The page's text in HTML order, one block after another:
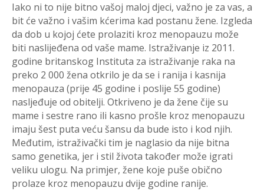
Iako ni to nije bitno vašoj maloj djeci, važno je za vas, a
bit će važno i vašim kćerima kad postanu žene. Izgleda
da dob u kojoj ćete prolaziti kroz menopauzu može
biti naslijeđena od vaše mame. Istraživanje iz 2011.
godine britanskog Instituta za istraživanje raka na
preko 2 000 žena otkrilo je da se i ranija i kasnija
menopauza (prije 45 godine i poslije 55 godine)
nasljeđuje od obitelji. Otkriveno je da žene čije su
mame i sestre rano ili kasno prošle kroz menopauzu
imaju šest puta veću šansu da bude isto i kod njih.
Međutim, istraživački tim je naglasio da nije bitna
samo genetika, jer i stil života također može igrati
veliku ulogu. Na primjer, žene koje puše obično
prolaze kroz menopauzu dvije godine ranije.